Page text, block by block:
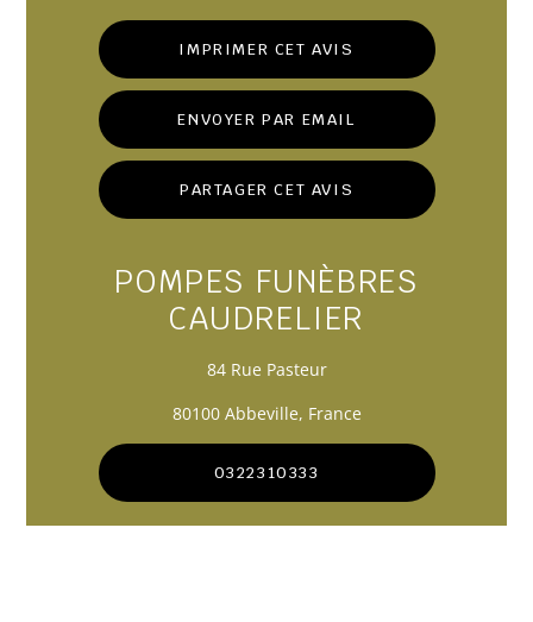
IMPRIMER CET AVIS
ENVOYER PAR EMAIL
PARTAGER CET AVIS
POMPES FUNÈBRES
CAUDRELIER
84 Rue Pasteur
80100 Abbeville, France
0322310333